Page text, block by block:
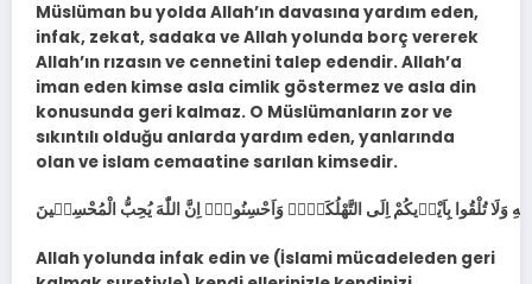
Müslüman bu yolda Allah’ın davasına yardım eden,
infak, zekat, sadaka ve Allah yolunda borç vererek
Allah’ın rızasın ve cennetini talep edendir. Allah’a
iman eden kimse asla cimlik göstermez ve asla din
konusunda geri kalmaz. O Müslümanların zor ve
sıkıntılı olduğu anlarda yardım eden, yanlarında
olan ve islam cemaatine sarılan kimsedir.
Allah yolunda infak edin ve (İslami mücadeleden geri